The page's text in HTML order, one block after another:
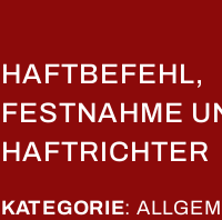
HAFTBEFEHL,
FESTNAHME
HAFTRICHTER
KATEGORIE: